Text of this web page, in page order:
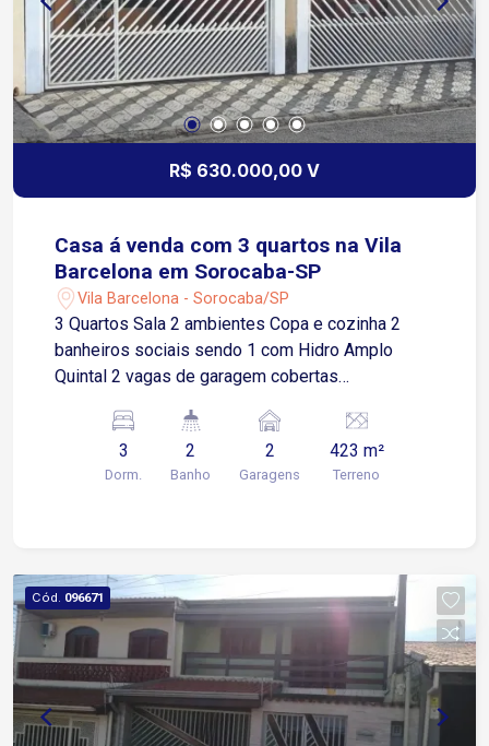
R$ 630.000,00 V
Casa á venda com 3 quartos na Vila
Barcelona em Sorocaba-SP
Vila Barcelona - Sorocaba/SP
3 Quartos Sala 2 ambientes Copa e cozinha 2
banheiros sociais sendo 1 com Hidro Amplo
Quintal 2 vagas de garagem cobertas
próximo a supermercados, farmácias e
comércios em geral.
3
Dorm.
2
Banho
2
Garagens
423 m²
Terreno
Cód. 096671